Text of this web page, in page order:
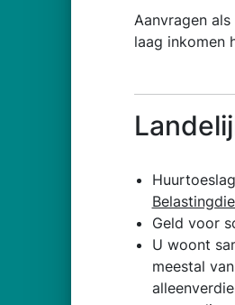
Aanvragen
laag inkomen
Geld voor
U woont
meestal